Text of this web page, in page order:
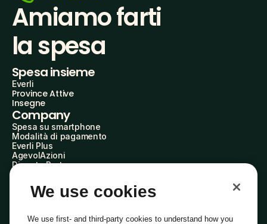
Amiamo farti
la spesa
Spesa insieme
Everli
Province Attive
Insegne
Company
Spesa su smartphone
Modalità di pagamento
Everli Plus
AgevolAzioni
Diventa Partner
Everli Shoppers
About Us
Everli News
We use cookies
We use first- and third-party cookies to understand how you